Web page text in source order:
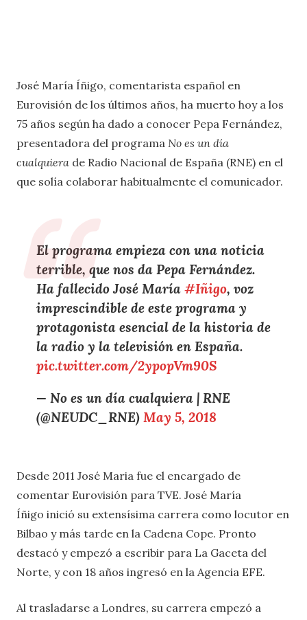
José María Íñigo, comentarista español en
Eurovisión de los últimos años, ha muerto hoy a los
75 años según ha dado a conocer Pepa Fernández,
presentadora del programa No es un día
cualquiera de Radio Nacional de España (RNE) en el
que solía colaborar habitualmente el comunicador.
El programa empieza con una noticia
terrible, que nos da Pepa Fernández.
Ha fallecido José María #Iñigo, voz
imprescindible de este programa y
protagonista esencial de la historia de
la radio y la televisión en España.
pic.twitter.com/2ypopVm90S
— No es un día cualquiera | RNE
(@NEUDC_RNE) May 5, 2018
Desde 2011 José Maria fue el encargado de
comentar Eurovisión para TVE. José María
Íñigo inició su extensísima carrera como locutor en
Bilbao y más tarde en la Cadena Cope. Pronto
destacó y empezó a escribir para La Gaceta del
Norte, y con 18 años ingresó en la Agencia EFE.
Al trasladarse a Londres, su carrera empezó a